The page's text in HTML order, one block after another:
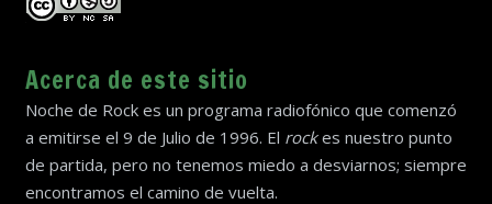
Acerca de este sitio
Noche de Rock es un programa radiofónico que comenzó
a emitirse el 9 de Julio de 1996. El rockes nuestro punto
de partida, pero no tenemos miedo a desviarnos; siempre
encontramos el camino de vuelta.